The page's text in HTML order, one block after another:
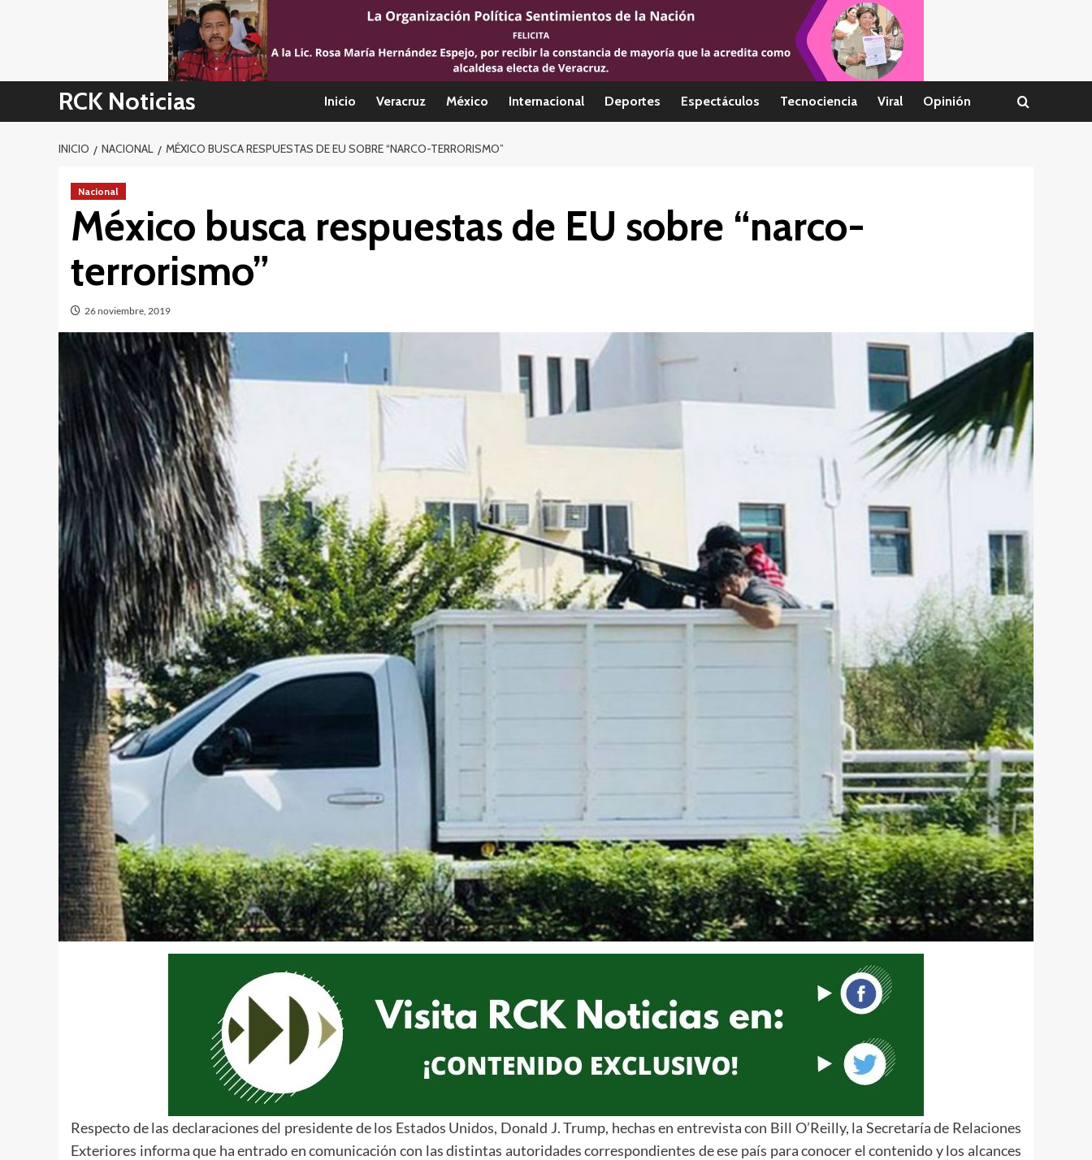
RCK Noticias Inicio Veracruz México Internacional Deportes Espectáculos Tecnociencia Viral Opinión
INICIO NACIONAL MÉXICO BUSCA RESPUESTAS DE EU SOBRE “NARCO-TERRORISMO”
Nacional
México busca respuestas de EU sobre “narco-
terrorismo”
26 noviembre, 2019
Respecto de las declaraciones del presidente de los Estados Unidos, Donald J. Trump, hechas en entrevista con Bill O’Reilly, la Secretaría de Relaciones
Exteriores informa que ha entrado en comunicación con las distintas autoridades correspondientes de ese país para conocer el contenido y los alcances